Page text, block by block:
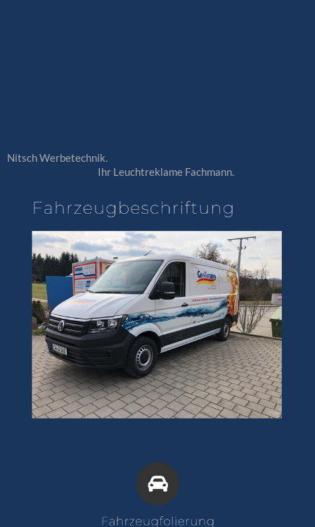
Nitsch Werbetechnik.
Ihr Leuchtreklame Fachmann.